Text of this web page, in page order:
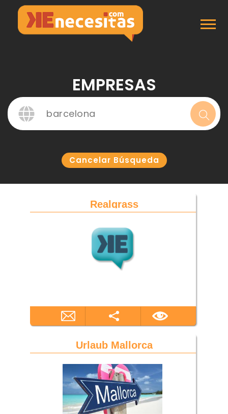
EMPRESAS
Cancelar Búsqueda
Realgrass
Urlaub Mallorca